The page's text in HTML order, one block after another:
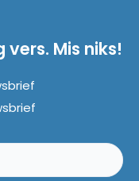
Mis niks!